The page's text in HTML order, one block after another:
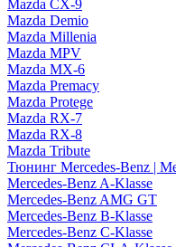
Mazda CX-9
Mazda Demio
Mazda Millenia
Mazda MPV
Mazda MX-6
Mazda Premacy
Mazda Protege
Mazda RX-7
Mazda RX-8
Mazda Tribute
Тюнинг Mercedes-Benz |
Mercedes-Benz A-Klasse
Mercedes-Benz AMG GT
Mercedes-Benz B-Klasse
Mercedes-Benz C-Klasse